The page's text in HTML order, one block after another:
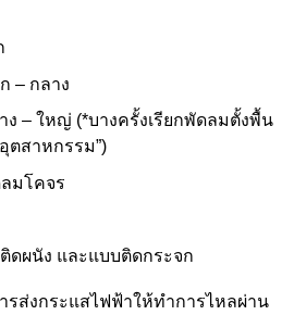
– กลาง
– ใหญ่ (*บางครั้งเรียกพัดลมตั้งพื้น
ตสาหกรรม”)
มโคจร
ดผนัง และแบบติดกระจก
ส่งกระแสไฟฟ้าให้ทำการไหลผ่าน